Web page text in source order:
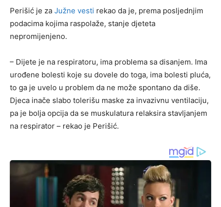
Perišić je za Južne vesti rekao da je, prema posljednjim
podacima kojima raspolaže, stanje djeteta
nepromijenjeno.
– Dijete je na respiratoru, ima problema sa disanjem. Ima
urođene bolesti koje su dovele do toga, ima bolesti pluća,
to ga je uvelo u problem da ne može spontano da diše.
Djeca inače slabo tolerišu maske za invazivnu ventilaciju,
pa je bolja opcija da se muskulatura relaksira stavljanjem
na respirator – rekao je Perišić.